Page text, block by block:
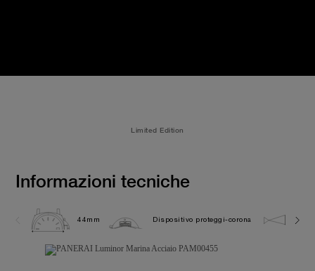
Limited Edition
Informazioni tecniche
44mm Dispositivo proteggi-corona